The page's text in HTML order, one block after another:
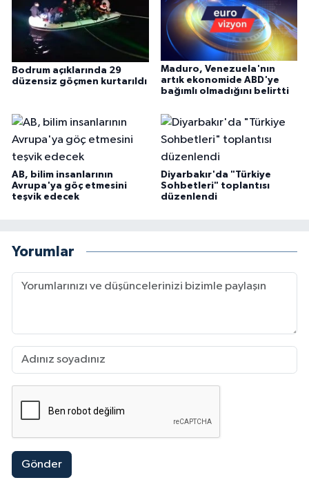
Bodrum açıklarında 29
düzensiz göçmen kurtarıldı
Maduro, Venezuela'nın
artık ekonomide ABD'ye
bağımlı olmadığını belirtti
AB, bilim insanlarının
Avrupa'ya göç etmesini
teşvik edecek
Diyarbakır'da "Türkiye
Sohbetleri" toplantısı
düzenlendi
Yorumlar
Gönder